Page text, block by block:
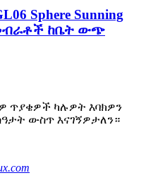
Sphere Sunning
ከቤት ውጭ
ጥያቄዎች ካሉዎት እባክዎን
ውስጥ እናገኝዎታለን።